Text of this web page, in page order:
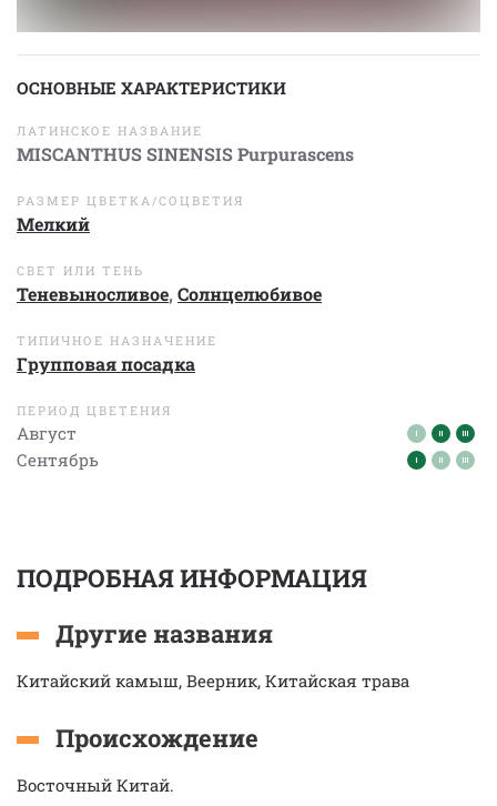
ОСНОВНЫЕ ХАРАКТЕРИСТИКИ
ЛАТИНСКОЕ НАЗВАНИЕ
MISCANTHUS SINENSIS Purpurascens
РАЗМЕР ЦВЕТКА/СОЦВЕТИЯ
Мелкий
СВЕТ ИЛИ ТЕНЬ
Теневыносливое, Солнцелюбивое
ТИПИЧНОЕ НАЗНАЧЕНИЕ
Групповая посадка
ПЕРИОД ЦВЕТЕНИЯ
Август
Сентябрь
ПОДРОБНАЯ ИНФОРМАЦИЯ
Другие названия
Китайский камыш, Веерник, Китайская трава
Происхождение
Восточный Китай.